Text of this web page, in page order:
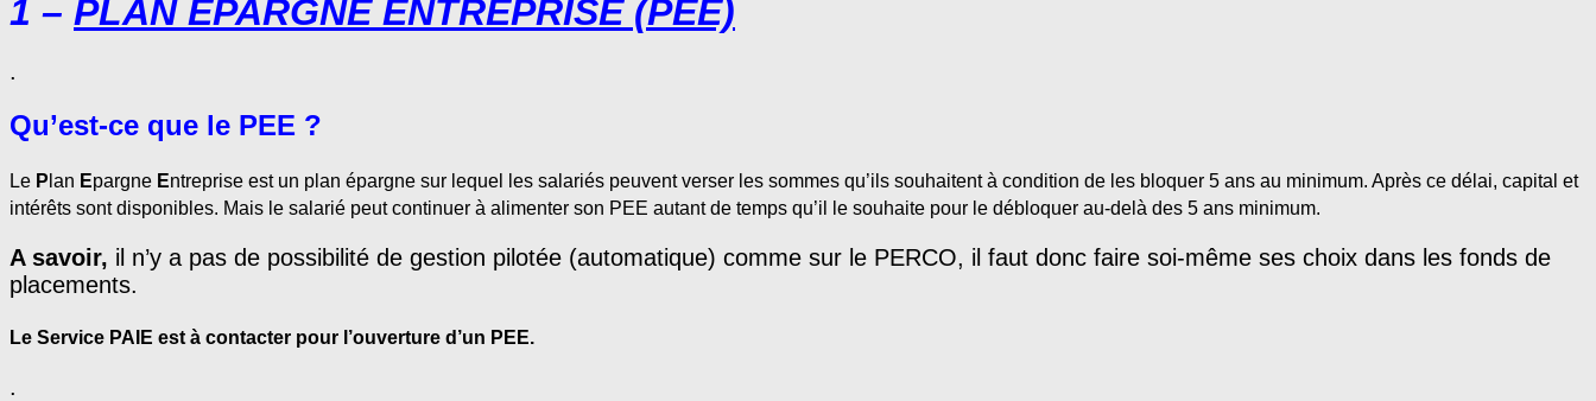
1 – PLAN EPARGNE ENTREPRISE (PEE)
.
Qu’est-ce que le PEE ?
Le P lan Epargne Entreprise est un plan épargne sur lequel les salariés peuvent verser les sommes qu’ils souhaitent à condition de les bloquer 5 ans au minimum. Après ce délai, capital et
intérêts sont disponibles. Mais le salarié peut continuer à alimenter son PEE autant de temps qu’il le souhaite pour le débloquer au-delà des 5 ans minimum.
A savoir, il n’y a pas de possibilité de gestion pilotée (automatique) comme sur le PERCO, il faut donc faire soi-même ses choix dans les fonds de
placements.
Le Service PAIE est à contacter pour l’ouverture d’un PEE.
.